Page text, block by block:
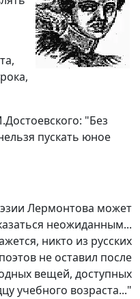
"Без
пускать юное
Лермонтова может
неожиданным...
никто из русских
поэтов не оставил после
вещей, доступных
учебного возраста..."